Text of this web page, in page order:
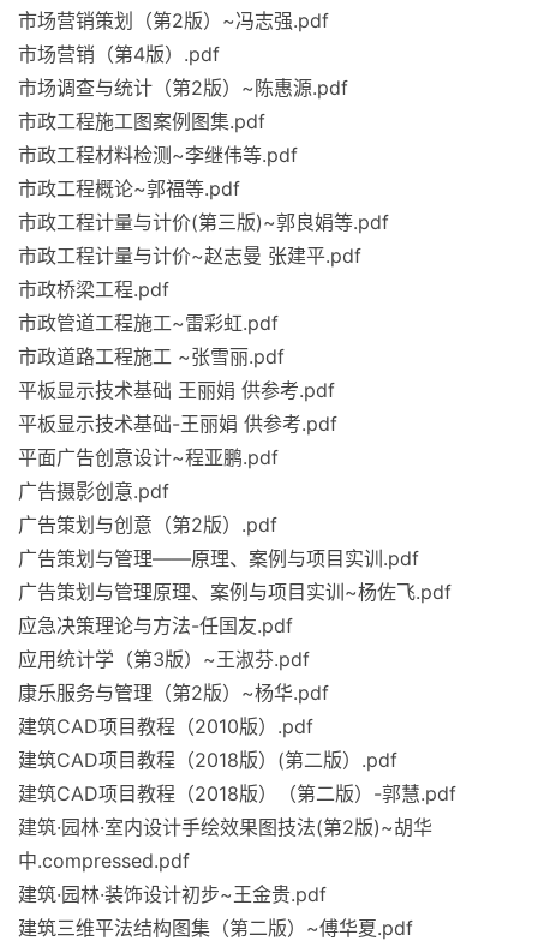
市场营销策划（第2版）~冯志强.pdf
市场营销（第4版）.pdf
市场调查与统计（第2版）~陈惠源.pdf
市政工程施工图案例图集.pdf
市政工程材料检测~李继伟等.pdf
市政工程概论~郭福等.pdf
市政工程计量与计价(第三版)~郭良娟等.pdf
市政工程计量与计价~赵志曼 张建平.pdf
市政桥梁工程.pdf
市政管道工程施工~雷彩虹.pdf
市政道路工程施工 ~张雪丽.pdf
平板显示技术基础 王丽娟 供参考.pdf
平板显示技术基础-王丽娟 供参考.pdf
平面广告创意设计~程亚鹏.pdf
广告摄影创意.pdf
广告策划与创意（第2版）.pdf
广告策划与管理——原理、案例与项目实训.pdf
广告策划与管理原理、案例与项目实训~杨佐飞.pdf
应急决策理论与方法-任国友.pdf
应用统计学（第3版）~王淑芬.pdf
康乐服务与管理（第2版）~杨华.pdf
建筑CAD项目教程（2010版）.pdf
建筑CAD项目教程（2018版）(第二版）.pdf
建筑CAD项目教程（2018版）（第二版）-郭慧.pdf
建筑·园林·室内设计手绘效果图技法(第2版)~胡华
中.compressed.pdf
建筑·园林·装饰设计初步~王金贵.pdf
建筑三维平法结构图集（第二版）~傅华夏.pdf